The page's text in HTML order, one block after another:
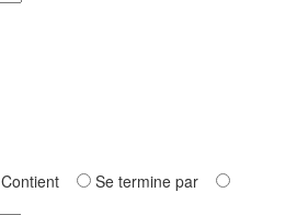
Contient
Se termine par